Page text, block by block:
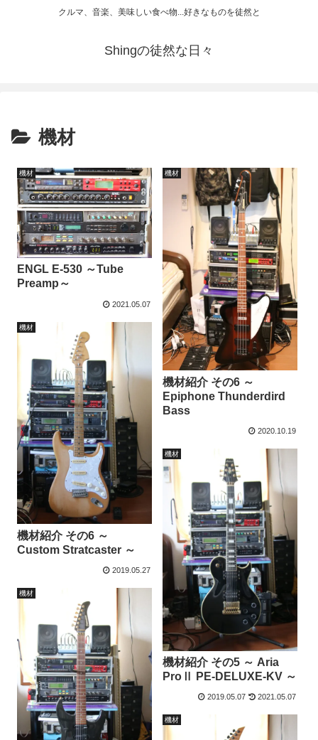
クルマ、音楽、美味しい食べ物...好きなものを徒然と
Shingの徒然な日々
機材
機材
ENGL E-530 ～Tube
Preamp～
2021.05.07
機材
機材紹介 その6 ～
Epiphone Thunderdird
Bass
2020.10.19
機材
機材紹介 その6 ～
Custom Stratcaster ～
2019.05.27
機材
機材紹介 その5 ～ Aria
ProⅡ PE-DELUXE-KV ～
2019.05.07 2021.05.07
機材
機材